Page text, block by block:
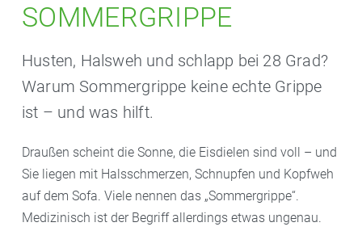
SOMMERGRIPPE
Husten, Halsweh und schlapp bei 28 Grad?
Warum Sommergrippe keine echte Grippe
ist – und was hilft.
Draußen scheint die Sonne, die Eisdielen sind voll – und
Sie liegen mit Halsschmerzen, Schnupfen und Kopfweh
auf dem Sofa. Viele nennen das „Sommergrippe“.
Medizinisch ist der Begriff allerdings etwas ungenau.